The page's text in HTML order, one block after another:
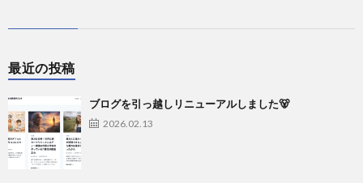
最近の投稿
ブログを引っ越しリニューアルしました🐻
2026.02.13